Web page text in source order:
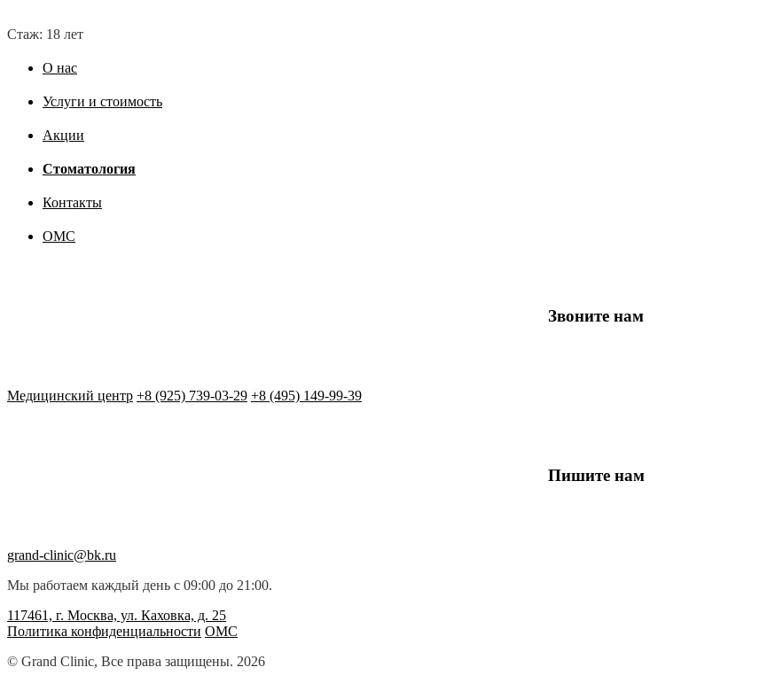
Стаж: 18 лет
О нас
Услуги и стоимость
Акции
Стоматология
Контакты
ОМС
Звоните нам
Медицинский центр +8 (925) 739-03-29 +8 (495) 149-99-39
Пишите нам
grand-clinic@bk.ru
Мы работаем каждый день с 09:00 до 21:00.
117461, г. Москва, ул. Каховка, д. 25
Политика конфиденциальности ОМС
© Grand Clinic, Все права защищены. 2026